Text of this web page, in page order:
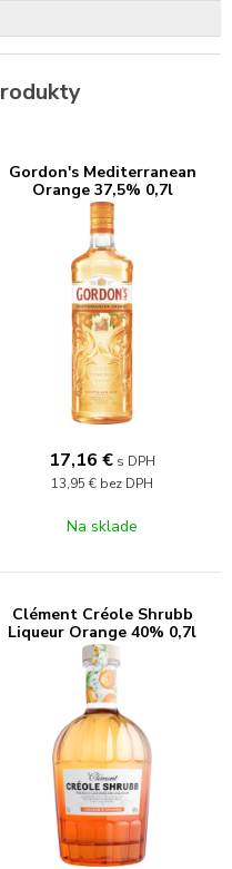
Gordon's Mediterranean
Orange 37,5% 0,7l
17,16 € s DPH
13,95 € bez DPH
Na sklade
Clément Créole Shrubb
Liqueur Orange 40% 0,7l